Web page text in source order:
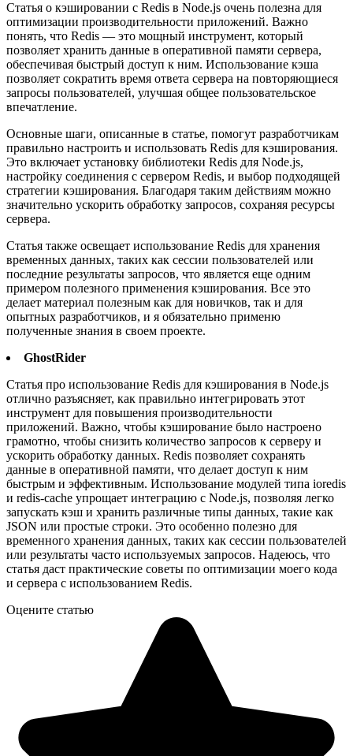
Статья о кэшировании с Redis в Node.js очень полезна для
оптимизации производительности приложений. Важно
понять, что Redis — это мощный инструмент, который
позволяет хранить данные в оперативной памяти сервера,
обеспечивая быстрый доступ к ним. Использование кэша
позволяет сократить время ответа сервера на повторяющиеся
запросы пользователей, улучшая общее пользовательское
впечатление.
Основные шаги, описанные в статье, помогут разработчикам
правильно настроить и использовать Redis для кэширования.
Это включает установку библиотеки Redis для Node.js,
настройку соединения с сервером Redis, и выбор подходящей
стратегии кэширования. Благодаря таким действиям можно
значительно ускорить обработку запросов, сохраняя ресурсы
сервера.
Статья также освещает использование Redis для хранения
временных данных, таких как сессии пользователей или
последние результаты запросов, что является еще одним
примером полезного применения кэширования. Все это
делает материал полезным как для новичков, так и для
опытных разработчиков, и я обязательно применю
полученные знания в своем проекте.
GhostRider
Статья про использование Redis для кэширования в Node.js
отлично разъясняет, как правильно интегрировать этот
инструмент для повышения производительности
приложений. Важно, чтобы кэширование было настроено
грамотно, чтобы снизить количество запросов к серверу и
ускорить обработку данных. Redis позволяет сохранять
данные в оперативной памяти, что делает доступ к ним
быстрым и эффективным. Использование модулей типа ioredis
и redis-cache упрощает интеграцию с Node.js, позволяя легко
запускать кэш и хранить различные типы данных, такие как
JSON или простые строки. Это особенно полезно для
временного хранения данных, таких как сессии пользователей
или результаты часто используемых запросов. Надеюсь, что
статья даст практические советы по оптимизации моего кода
и сервера с использованием Redis.
Оцените статью